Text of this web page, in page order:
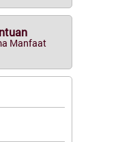
Manfaat